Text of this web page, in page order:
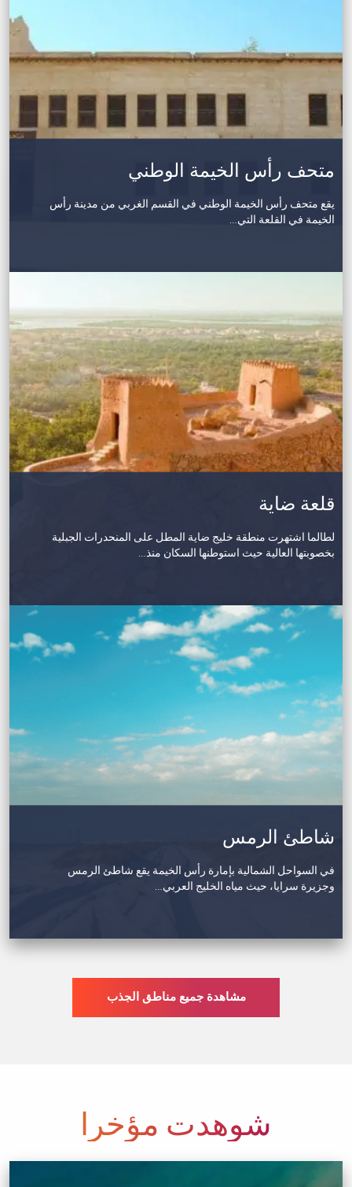
متحف رأس الخيمة الوطني
يقع متحف رأس الخيمة الوطني في القسم الغربي من مدينة رأس
الخيمة في القلعة التي…
قلعة ضاية
لطالما اشتهرت منطقة خليج ضاية المطل على المنحدرات الجبلية
بخصوبتها العالية حيث استوطنها السكان منذ…
شاطئ الرمس
في السواحل الشمالية بإمارة رأس الخيمة يقع شاطئ الرمس
وجزيرة سرايا، حيث مياه الخليج العربي…
مشاهدة جميع مناطق الجذب
شوهدت مؤخرا